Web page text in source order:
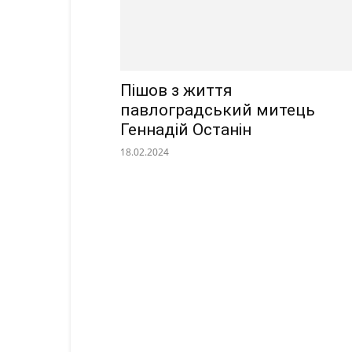
Пішов з життя
павлоградський митець
Геннадій Останін
18.02.2024